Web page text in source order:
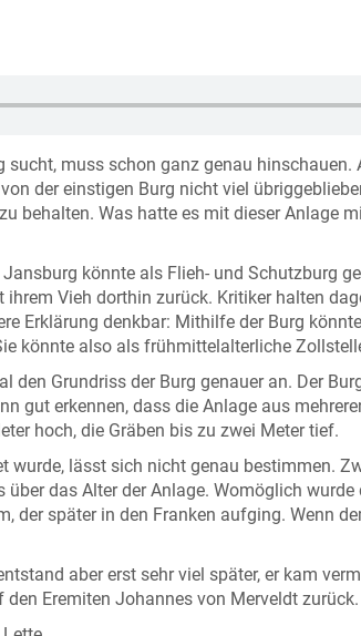
sucht, muss schon ganz genau hinschauen.
der einstigen Burg nicht viel
behalten. Was hatte es mit dieser Anlage
könnte als Flieh- und Schutzburg
Vieh dorthin zurück. Kritiker halten
Erklärung denkbar: Mithilfe der Burg
könnte also als frühmittelalterliche
den Grundriss der Burg genauer an. Der
gut erkennen, dass die Anlage aus
hoch, die Gräben bis zu zwei Meter tief.
wurde, lässt sich nicht genau bestimmen.
über das Alter der Anlage. Womöglich
der später in den Franken aufging. Wenn
aber erst sehr viel später, er kam
Eremiten Johannes von Merveldt zurück.